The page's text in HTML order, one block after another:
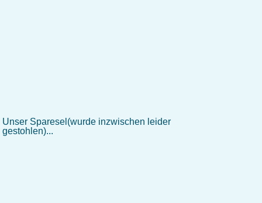
Unser Sparesel(wurde inzwischen leider
gestohlen)...